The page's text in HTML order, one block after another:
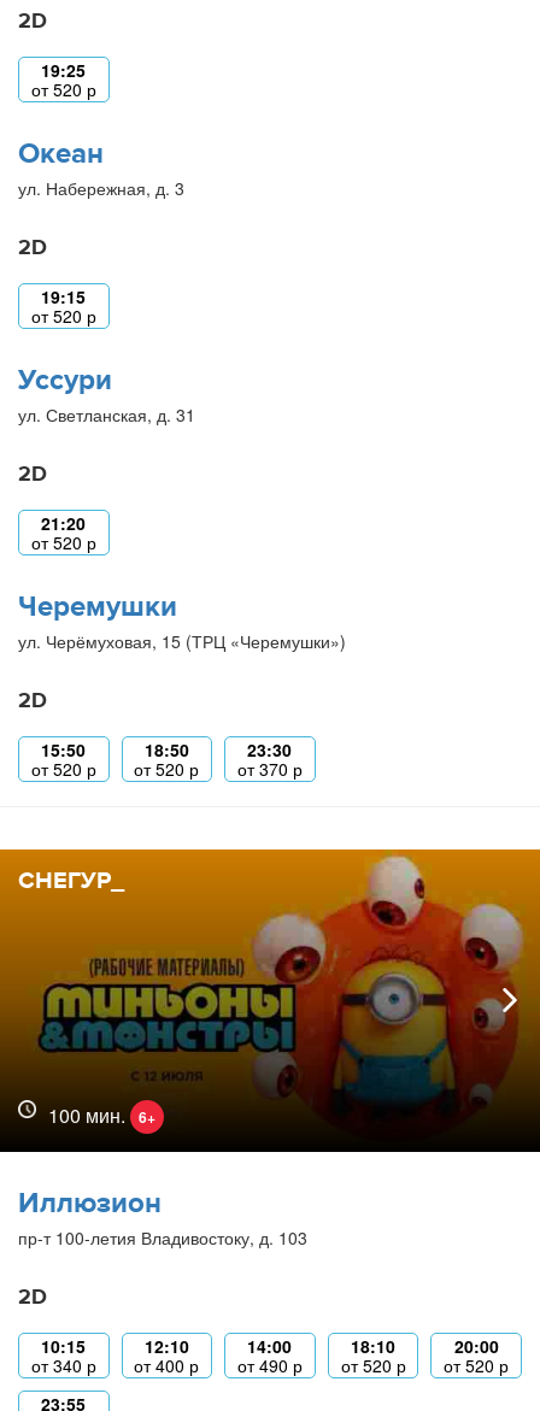
2D
19:25
от520 р
Океан
ул. Набережная, д. 3
2D
19:15
от520 р
Уссури
ул. Светланская, д. 31
2D
21:20
от520 р
Черемушки
ул. Черёмуховая, 15 (ТРЦ «Черемушки»)
2D
15:50
от520 р
18:50
от520 р
23:30
от370 р
СНЕГУР_
100 мин. 6+
Иллюзион
пр-т 100-летия Владивостоку, д. 103
2D
10:15
от340 р
12:10
от400 р
14:00
от490 р
18:10
от520 р
20:00
от520 р
23:55